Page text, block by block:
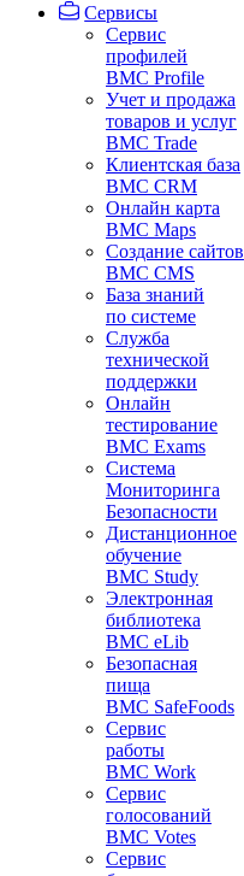
Сервисы
Сервис
профилей
BMC Profile
Учет и продажа
товаров и услуг
BMC Trade
Клиентская база
BMC CRM
Онлайн карта
BMC Maps
Создание сайтов
BMC CMS
База знаний
по системе
Служба
технической
поддержки
Онлайн
тестирование
BMC Exams
Система
Мониторинга
Безопасности
Дистанционное
обучение
BMC Study
Электронная
библиотека
BMC eLib
Безопасная
пища
BMC SafeFoods
Сервис
работы
BMC Work
Сервис
голосований
BMC Votes
Сервис